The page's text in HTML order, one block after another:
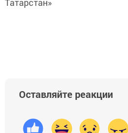
Татарстан»
Оставляйте реакции